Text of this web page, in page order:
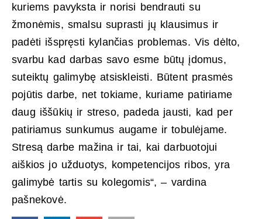
kuriems pavyksta ir norisi bendrauti su
žmonėmis, smalsu suprasti jų klausimus ir
padėti išspręsti kylančias problemas. Vis dėlto,
svarbu kad darbas savo esme būtų įdomus,
suteiktų galimybę atsiskleisti. Būtent prasmės
pojūtis darbe, net tokiame, kuriame patiriame
daug iššūkių ir streso, padeda jausti, kad per
patiriamus sunkumus augame ir tobulėjame.
Stresą darbe mažina ir tai, kai darbuotojui
aiškios jo užduotys, kompetencijos ribos, yra
galimybė tartis su kolegomis“, – vardina
pašnekovė.